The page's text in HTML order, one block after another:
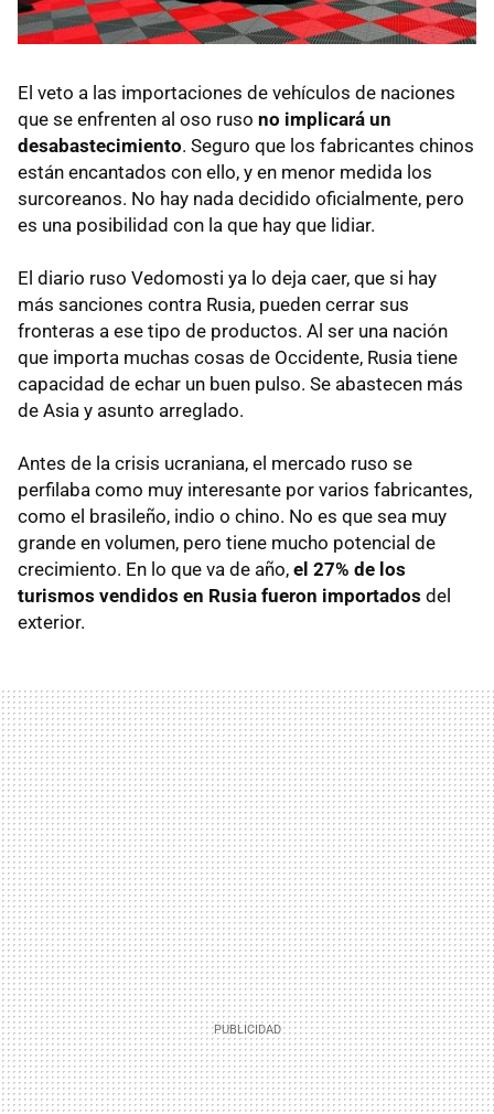
El veto a las importaciones de vehículos de naciones
que se enfrenten al oso ruso no implicará un
desabastecimiento. Seguro que los fabricantes chinos
están encantados con ello, y en menor medida los
surcoreanos. No hay nada decidido oficialmente, pero
es una posibilidad con la que hay que lidiar.
El diario ruso Vedomosti ya lo deja caer, que si hay
más sanciones contra Rusia, pueden cerrar sus
fronteras a ese tipo de productos. Al ser una nación
que importa muchas cosas de Occidente, Rusia tiene
capacidad de echar un buen pulso. Se abastecen más
de Asia y asunto arreglado.
Antes de la crisis ucraniana, el mercado ruso se
perfilaba como muy interesante por varios fabricantes,
como el brasileño, indio o chino. No es que sea muy
grande en volumen, pero tiene mucho potencial de
crecimiento. En lo que va de año, el 27% de los
turismos vendidos en Rusia fueron importados del
exterior.